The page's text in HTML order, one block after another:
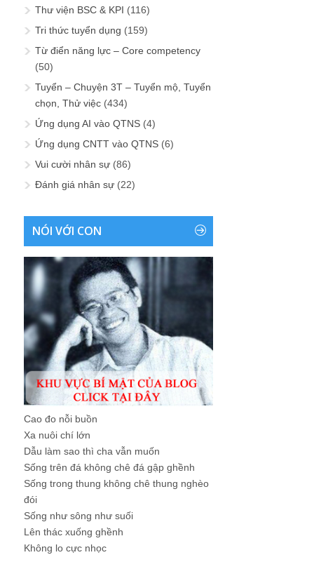
Thư viện BSC & KPI (116)
Tri thức tuyển dụng (159)
Từ điển năng lực – Core competency
(50)
Tuyển – Chuyện 3T – Tuyển mộ, Tuyển
chọn, Thử việc (434)
Ứng dụng AI vào QTNS (4)
Ứng dụng CNTT vào QTNS (6)
Vui cười nhân sự (86)
Đánh giá nhân sự (22)
NÓI VỚI CON
Cao đo nỗi buồn
Xa nuôi chí lớn
Dẫu làm sao thì cha vẫn muốn
Sống trên đá không chê đá gập ghềnh
Sống trong thung không chê thung nghèo
đói
Sống như sông như suối
Lên thác xuống ghềnh
Không lo cực nhọc